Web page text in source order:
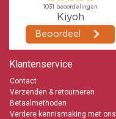
Klantenservice
Contact
Verzenden & retourneren
Betaalmethoden
Verdere kennismaking met ons